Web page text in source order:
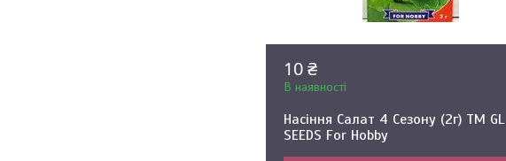
10 ₴
В наявності
Насіння Салат 4 Сезону (2г) ТМ GL
SEEDS For Hobby